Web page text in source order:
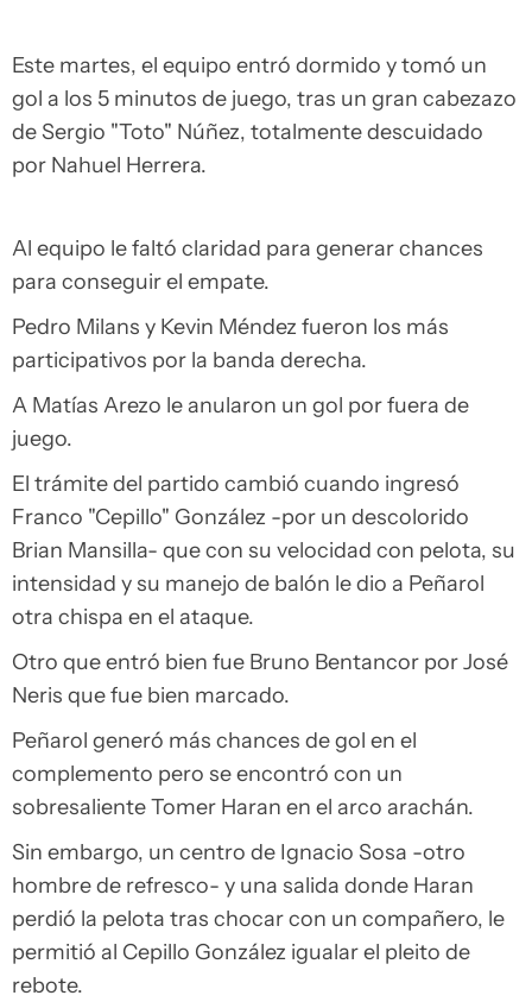
Este martes, el equipo entró dormido y tomó un
gol a los 5 minutos de juego, tras un gran cabezazo
de Sergio "Toto" Núñez, totalmente descuidado
por Nahuel Herrera.
Al equipo le faltó claridad para generar chances
para conseguir el empate.
Pedro Milans y Kevin Méndez fueron los más
participativos por la banda derecha.
A Matías Arezo le anularon un gol por fuera de
juego.
El trámite del partido cambió cuando ingresó
Franco "Cepillo" González -por un descolorido
Brian Mansilla- que con su velocidad con pelota, su
intensidad y su manejo de balón le dio a Peñarol
otra chispa en el ataque.
Otro que entró bien fue Bruno Bentancor por José
Neris que fue bien marcado.
Peñarol generó más chances de gol en el
complemento pero se encontró con un
sobresaliente Tomer Haran en el arco arachán.
Sin embargo, un centro de Ignacio Sosa -otro
hombre de refresco- y una salida donde Haran
perdió la pelota tras chocar con un compañero, le
permitió al Cepillo González igualar el pleito de
rebote.